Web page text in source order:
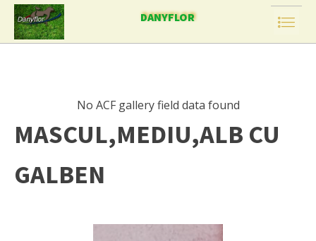
DANYFLOR
No ACF gallery field data found
MASCUL,MEDIU,ALB CU
GALBEN